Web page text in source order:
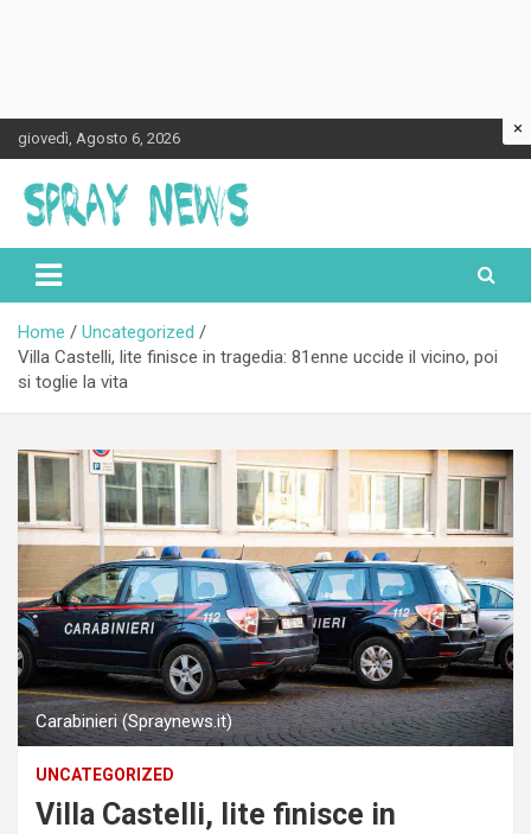
Skip
to
content
giovedì, Agosto 6, 2026
Spraynews.it
Home
Uncategorized
Villa Castelli, lite finisce in tragedia: 81enne uccide il vicino, poi
si toglie la vita
Carabinieri (Spraynews.it)
UNCATEGORIZED
Villa Castelli, lite finisce in
×